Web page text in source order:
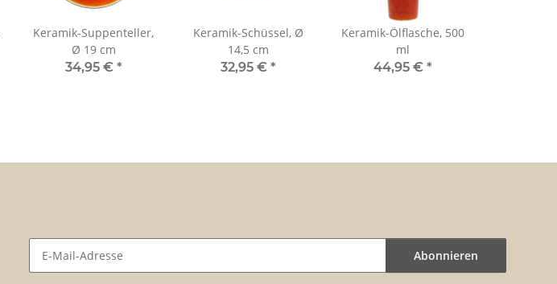
Keramik-Suppenteller,
Ø 19 cm
34,95 € *
Keramik-Schüssel, Ø
14,5 cm
32,95 € *
Keramik-Ölflasche, 500
ml
44,95 € *
Abonnieren